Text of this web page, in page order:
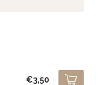
€3,50